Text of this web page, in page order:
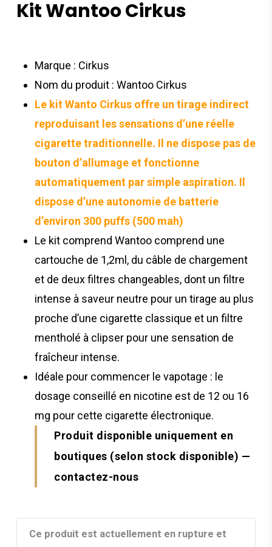
Kit Wantoo Cirkus
Marque : Cirkus
Nom du produit : Wantoo Cirkus
Le kit Wanto Cirkus offre un tirage indirect
reproduisant les sensations d’une réelle
cigarette traditionnelle. Il ne dispose pas de
bouton d’allumage et fonctionne
automatiquement par simple aspiration. Il
dispose d’une autonomie de batterie
d’environ 300 puffs (500 mah)
Le kit comprend Wantoo comprend une
cartouche de 1,2ml, du câble de chargement
et de deux filtres changeables, dont un filtre
intense à saveur neutre pour un tirage au plus
proche d’une cigarette classique et un filtre
mentholé à clipser pour une sensation de
fraîcheur intense.
Idéale pour commencer le vapotage : le
dosage conseillé en nicotine est de 12 ou 16
mg pour cette cigarette électronique.
Produit disponible uniquement en
boutiques (selon stock disponible) —
contactez-nous
Ce produit est actuellement en rupture et